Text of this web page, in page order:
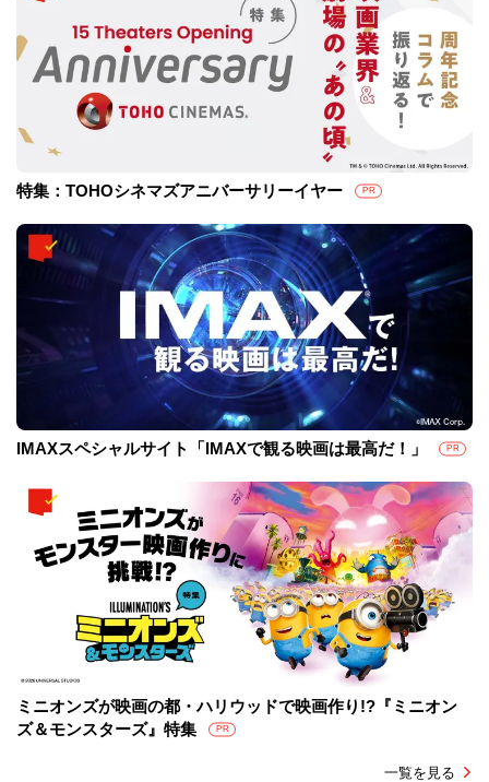
特集：TOHOシネマズアニバーサリーイヤー PR
IMAXスペシャルサイト「IMAXで観る映画は最高だ！」 PR
ミニオンズが映画の都・ハリウッドで映画作り!?『ミニオン
ズ＆モンスターズ』特集
PR
一覧を見る